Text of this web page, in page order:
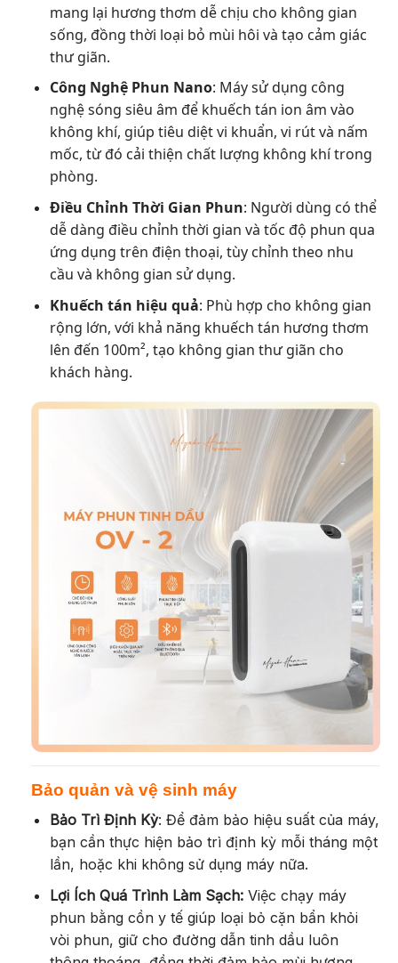
mang lại hương thơm dễ chịu cho không gian
sống, đồng thời loại bỏ mùi hôi và tạo cảm giác
thư giãn.
Công Nghệ Phun Nano: Máy sử dụng công
nghệ sóng siêu âm để khuếch tán ion âm vào
không khí, giúp tiêu diệt vi khuẩn, vi rút và nấm
mốc, từ đó cải thiện chất lượng không khí trong
phòng.
Điều Chỉnh Thời Gian Phun: Người dùng có thể
dễ dàng điều chỉnh thời gian và tốc độ phun qua
ứng dụng trên điện thoại, tùy chỉnh theo nhu
cầu và không gian sử dụng.
Khuếch tán hiệu quả: Phù hợp cho không gian
rộng lớn, với khả năng khuếch tán hương thơm
lên đến 100m², tạo không gian thư giãn cho
khách hàng.
Bảo quản và vệ sinh máy
Bảo Trì Định Kỳ: Để đảm bảo hiệu suất của máy,
bạn cần thực hiện bảo trì định kỳ mỗi tháng một
lần, hoặc khi không sử dụng máy nữa.
Lợi Ích Quá Trình Làm Sạch:Việc chạy máy
phun bằng cồn y tế giúp loại bỏ cặn bẩn khỏi
vòi phun, giữ cho đường dẫn tinh dầu luôn